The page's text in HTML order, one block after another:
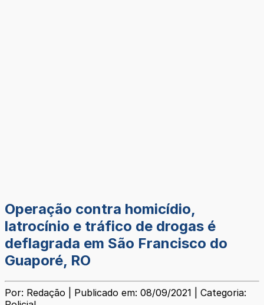
Operação contra homicídio,
latrocínio e tráfico de drogas é
deflagrada em São Francisco do
Guaporé, RO
Por: Redação | Publicado em: 08/09/2021 | Categoria: